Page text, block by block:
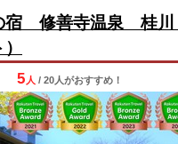
宿 修善寺温泉 桂川
5 人 / 20人がおすすめ！